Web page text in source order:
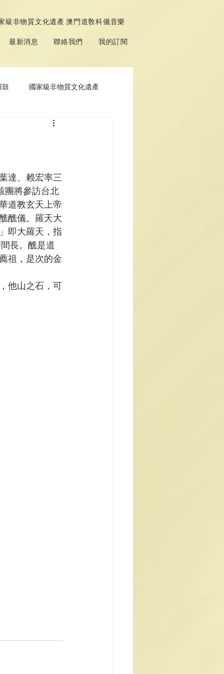
級非物質文化遺產 澳門道敎科儀音樂
最新消息 聯絡我們 我的訂閱
鼓 國家級非物質文化遺產
達、赖宏率三
團將參訪台北
道教玄天上帝
醮儀。羅天大
即大羅天，指
長。醮是道
祖，是次的金
他山之石，可